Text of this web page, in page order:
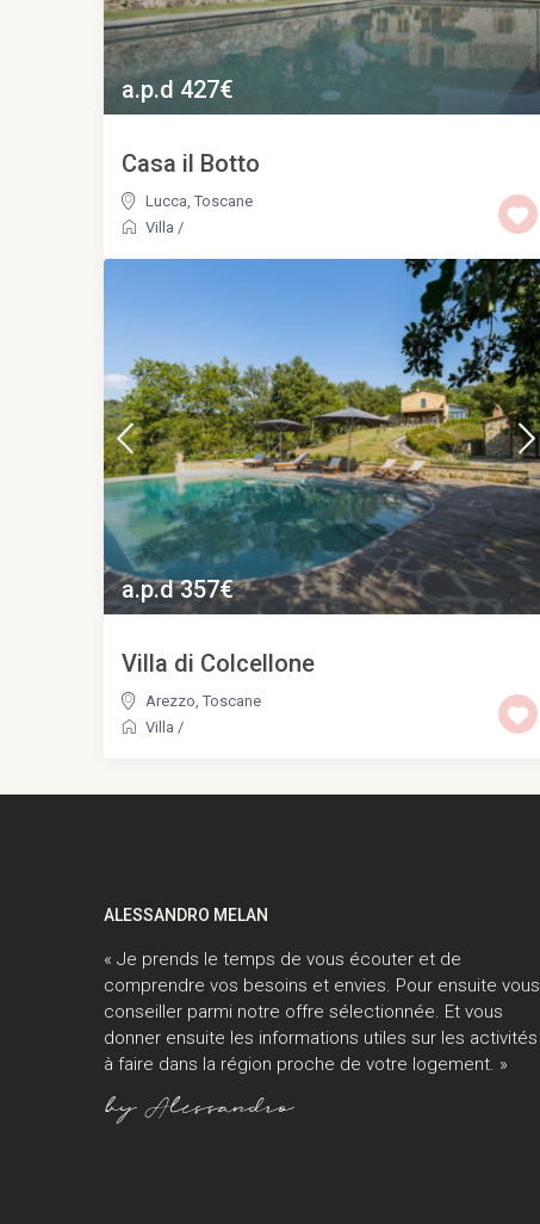
a.p.d 427€
Casa il Botto
Lucca Toscane
Villa /
a.p.d 357€
Villa di Colcellone
Arezzo Toscane
Villa /
ALESSANDRO MELAN
« Je prends le temps de vous écouter et de
comprendre vos besoins et envies. Pour ensuite vous
conseiller parmi notre offre sélectionnée. Et vous
donner ensuite les informations utiles sur les activités
à faire dans la région proche de votre logement. »